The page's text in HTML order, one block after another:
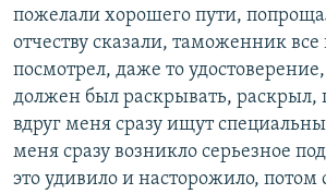
пожелали хорошего пути,
отчеству сказали, таможенник
посмотрел, даже то
должен был раскрывать, раскрыл,
вдруг меня сразу ищут
меня сразу возникло серьезное
это удивило и насторожило,